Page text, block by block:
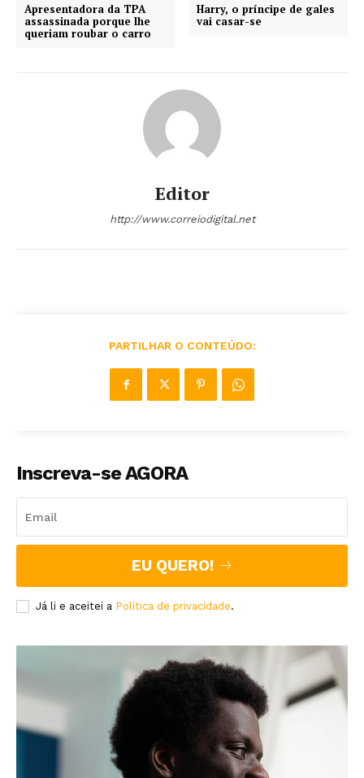
Apresentadora da TPA
assassinada porque lhe
queriam roubar o carro
Harry, o príncipe de gales
vai casar-se
Editor
http://www.correiodigital.net
PARTILHAR O CONTEÚDO:
Inscreva-se AGORA
EU QUERO!
Já li e aceitei a Política de privacidade.